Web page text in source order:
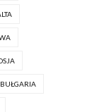
BUŁGARIA